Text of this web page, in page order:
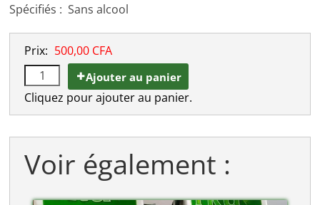
Spécifiés : Sans alcool
Prix: 500,00 CFA
Ajouter au panier
Cliquez pour ajouter au panier.
Voir également :